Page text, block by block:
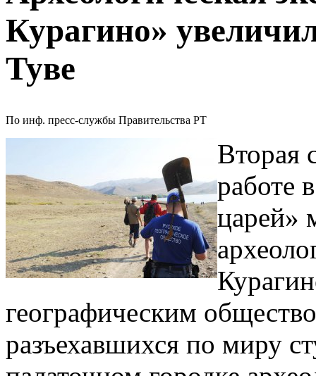
Курагино»
Туве
По инф. пресс-службы Правительства РТ
Вторая
работе
царей»
географическим
разъехавшихся по миру